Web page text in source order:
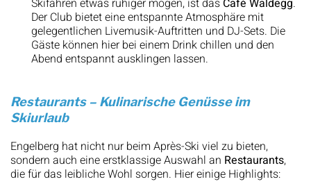
Skifahren etwas ruhiger mögen, ist das Café Waldegg.
Der Club bietet eine entspannte Atmosphäre mit
gelegentlichen Livemusik-Auftritten und DJ-Sets. Die
Gäste können hier bei einem Drink chillen und den
Abend entspannt ausklingen lassen.
Restaurants – Kulinarische Genüsse im
Skiurlaub
Engelberg hat nicht nur beim Après-Ski viel zu bieten,
sondern auch eine erstklassige Auswahl an Restaurants,
die für das leibliche Wohl sorgen. Hier einige Highlights: